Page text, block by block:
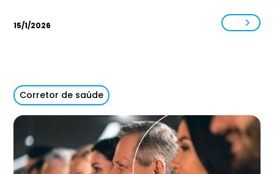
15/1/2026
Corretor de saúde